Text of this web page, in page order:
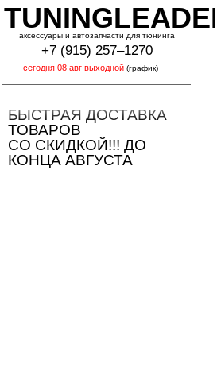
аксессуары и автозапчасти для тюнинга
+7 (915) 257–1270
(график)
БЫСТРАЯ ДОСТАВКА
ТОВАРОВ
СО СКИДКОЙ!!! ДО
КОНЦА АВГУСТА